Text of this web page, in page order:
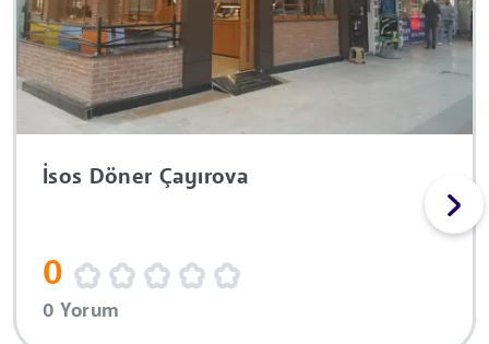
İsos Döner Çayırova
0
0 Yorum